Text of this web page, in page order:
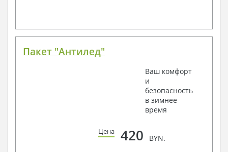
Пакет "Антилед"
Ваш комфорт
и
безопасность
в зимнее
время
Цена 420 BYN.